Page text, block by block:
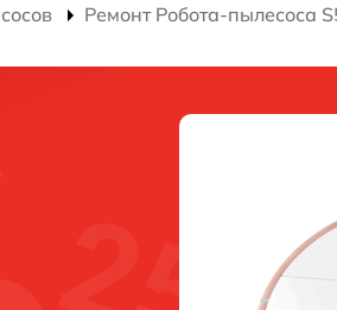
Ремонт Робота-пылесоса